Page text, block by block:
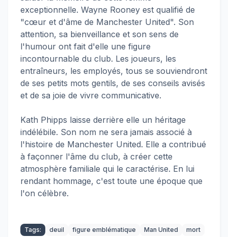
exceptionnelle. Wayne Rooney est qualifié de
"cœur et d'âme de Manchester United". Son
attention, sa bienveillance et son sens de
l'humour ont fait d'elle une figure
incontournable du club. Les joueurs, les
entraîneurs, les employés, tous se souviendront
de ses petits mots gentils, de ses conseils avisés
et de sa joie de vivre communicative.
Kath Phipps laisse derrière elle un héritage
indélébile. Son nom ne sera jamais associé à
l'histoire de Manchester United. Elle a contribué
à façonner l'âme du club, à créer cette
atmosphère familiale qui le caractérise. En lui
rendant hommage, c'est toute une époque que
l'on célèbre.
Tags: deuil figure emblématique Man United mort